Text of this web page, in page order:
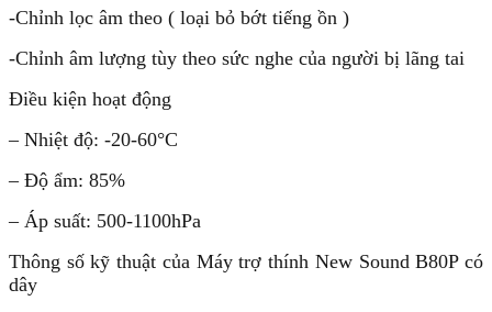
-Chỉnh lọc âm theo ( loại bỏ bớt tiếng ồn )
-Chỉnh âm lượng tùy theo sức nghe của người bị lãng tai
Điều kiện hoạt động
– Nhiệt độ: -20-60°C
– Độ ẩm: 85%
– Áp suất: 500-1100hPa
Thông số kỹ thuật của Máy trợ thính New Sound B80P có
dây